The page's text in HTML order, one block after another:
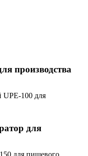
производства
для